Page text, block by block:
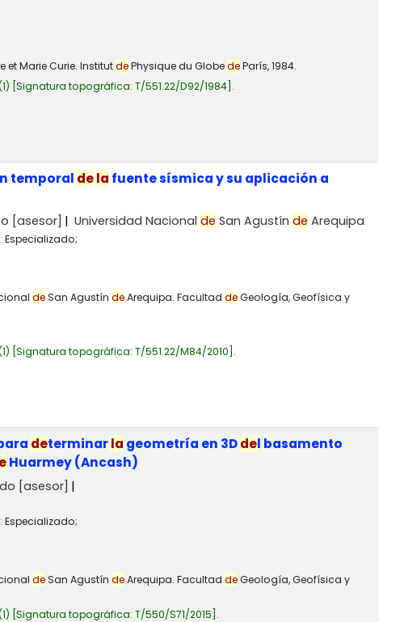
et Marie Curie. InstitutdePhysique du GlobedeParís, 1984.
Signatura topográfica: T/551.22/D92/1984 .
temporal dela fuente sísmica y su aplicación a
[asesor] Universidad Nacional de San Agustín de Arequipa
Especializado;
deSan Agustín deArequipa. Facultad deGeología, Geofísica y
Signatura topográfica: T/551.22/M84/2010 .
determinarla geometría en 3Ddel basamento
Huarmey (Ancash)
[asesor]
Especializado;
deSan Agustín deArequipa. Facultad deGeología, Geofísica y
Signatura topográfica: T/550/S71/2015 .